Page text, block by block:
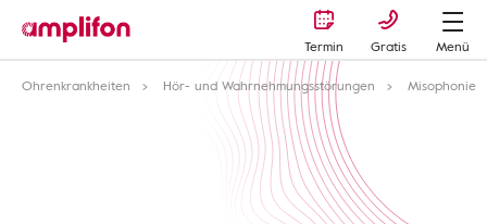
Termin Gratis
Menü
Ohrenkrankheiten
Hör- und Wahrnehmungsstörungen Misophonie